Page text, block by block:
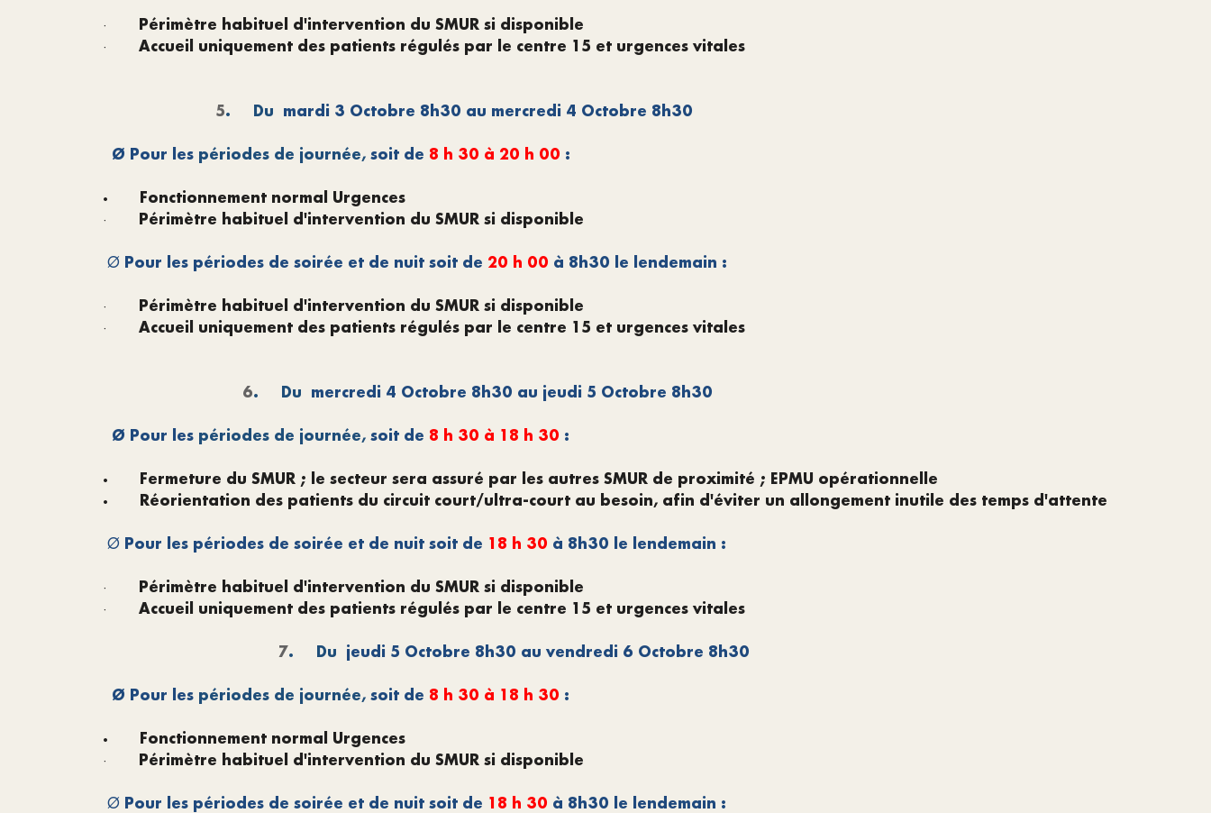
· Périmètre habituel d'intervention du SMUR si disponible
· Accueil uniquement des patients régulés par le centre 15 et urgences vitales
5. Du mardi 3 Octobre 8h30 au mercredi 4 Octobre 8h30
Ø Pour les périodes de journée, soit de 8 h 30 à 20 h 00 :
· Fonctionnement normal Urgences
· Périmètre habituel d'intervention du SMUR si disponible
Ø Pour les périodes de soirée et de nuit soit de 20 h 00 à 8h30 le lendemain :
· Périmètre habituel d'intervention du SMUR si disponible
· Accueil uniquement des patients régulés par le centre 15 et urgences vitales
6. Du mercredi 4 Octobre 8h30 au jeudi 5 Octobre 8h30
Ø Pour les périodes de journée, soit de 8 h 30 à 18 h 30 :
·
Fermeture du SMUR ; le secteur sera assuré par les autres SMUR de proximité ; EPMU opérationnelle
·
Réorientation des patients du circuit court/ultra-court au besoin, afin d'éviter un allongement inutile des temps d'attente
Ø Pour les périodes de soirée et de nuit soit de 18 h 30 à 8h30 le lendemain :
· Périmètre habituel d'intervention du SMUR si disponible
· Accueil uniquement des patients régulés par le centre 15 et urgences vitales
7. Du jeudi 5 Octobre 8h30 au vendredi 6 Octobre 8h30
Ø Pour les périodes de journée, soit de 8 h 30 à 18 h 30 :
· Fonctionnement normal Urgences
· Périmètre habituel d'intervention du SMUR si disponible
Ø Pour les périodes de soirée et de nuit soit de 18 h 30 à 8h30 le lendemain :